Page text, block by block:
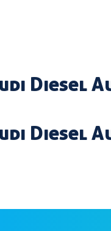
Diesel
Diesel